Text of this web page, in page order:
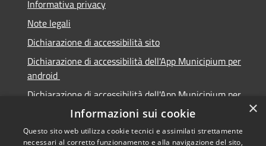
Informativa privacy
Note legali
Dichiarazione di accessibilità sito
Dichiarazione di accessibilità dell'App Municipium per
android
Dichiarazione di accessibilità dell'App Municipium per
×
Informazioni sui cookie
Questo sito web utilizza cookie tecnici e assimilati strettamente
necessari al corretto funzionamento e alla navigazione del sito,